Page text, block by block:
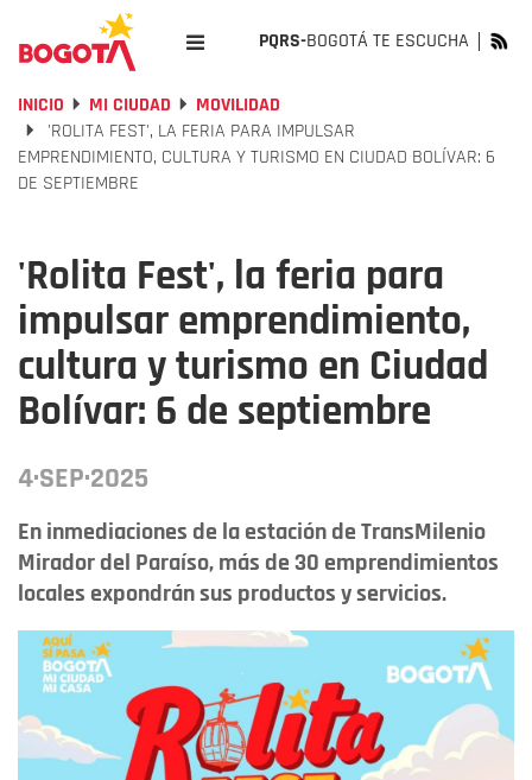
PQRS-BOGOTÁ TE ESCUCHA
INICIO MI CIUDAD
MOVILIDAD
'ROLITA FEST', LA FERIA PARA IMPULSAR
EMPRENDIMIENTO, CULTURA Y TURISMO EN CIUDAD BOLÍVAR: 6
DE SEPTIEMBRE
'Rolita Fest', la feria para
impulsar emprendimiento,
cultura y turismo en Ciudad
Bolívar: 6 de septiembre
4·SEP·2025
En inmediaciones de la estación de TransMilenio
Mirador del Paraíso, más de 30 emprendimientos
locales expondrán sus productos y servicios.